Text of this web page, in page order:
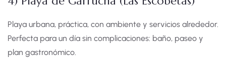
Playa urbana, práctica, con ambiente y servicios alrededor.
Perfecta para un día sin complicaciones: baño, paseo y
plan gastronómico.